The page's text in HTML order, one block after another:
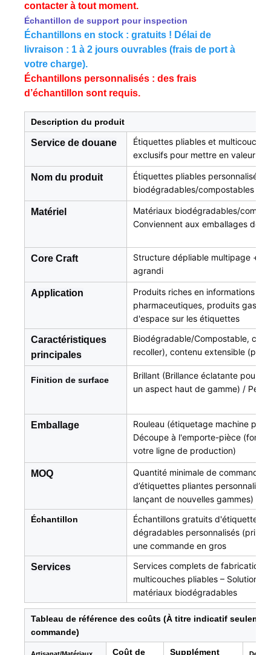
contacter à tout moment.
Échantillon de support pour inspection
Échantillons en stock : gratuits ! Délai de
livraison : 1 à 2 jours ouvrables (frais de port à
votre charge).
Échantillons personnalisés : des frais
d’échantillon sont requis.
Description du produit
Service de douane
Étiquettes pliables et
exclusifs pour mettre en valeur
Nom du produit
Étiquettes pliables
biodégradables/compostables
Matériel
Matériaux biodégradables/
Conviennent aux emballages de
Core Craft
Structure dépliable multipage +
agrandi
Application
Produits riches en informations
pharmaceutiques, produits
d'espace sur les étiquettes
Caractéristiques
principales
Biodégradable/Compostable,
recoller), contenu extensible
Finition de surface
Brillant (Brillance éclatante pour
un aspect haut de gamme) /
Emballage
Rouleau (étiquetage machine
Découpe à l'emporte-pièce
votre ligne de production)
MOQ
Quantité minimale de commande
d’étiquettes pliantes
lançant de nouvelles gammes)
Échantillon
Échantillons gratuits d'étiquettes
dégradables personnalisés (prix
une commande en gros
Services
Services complets de fabrication
multicouches pliables – Solutions
matériaux biodégradables
Tableau de référence des coûts (À titre indicatif
commande)
Coût de
Supplément